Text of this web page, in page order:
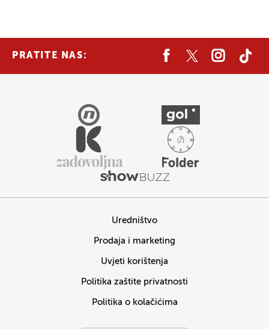
PRATITE NAS:
Uredništvo
Prodaja i marketing
Uvjeti korištenja
Politika zaštite privatnosti
Politika o kolačićima